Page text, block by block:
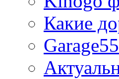
Какие